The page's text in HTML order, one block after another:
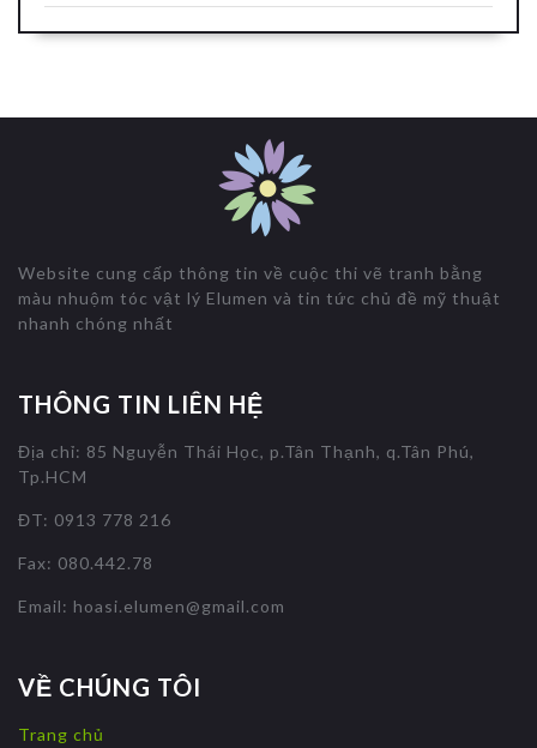
Website cung cấp thông tin về cuộc thi vẽ tranh bằng
màu nhuộm tóc vật lý Elumen và tin tức chủ đề mỹ thuật
nhanh chóng nhất
THÔNG TIN LIÊN HỆ
Địa chỉ: 85 Nguyễn Thái Học, p.Tân Thạnh, q.Tân Phú,
Tp.HCM
ĐT: 0913 778 216
Fax: 080.442.78
Email: hoasi.elumen@gmail.com
VỀ CHÚNG TÔI
Trang chủ